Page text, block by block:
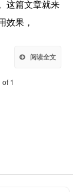
这篇文章就来
效果，
阅读全文
1